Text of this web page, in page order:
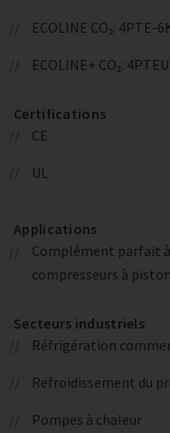
ECOLINE CO₂: 4PTE-
ECOLINE+ CO₂:
Certifications
CE
UL
Applications
Complément parfait
compresseurs à piston
Secteurs industriels
Réfrigération
Refroidissement du
Pompes à chaleur